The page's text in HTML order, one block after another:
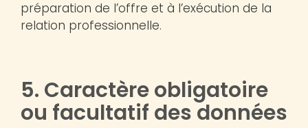
préparation de l’offre et à l’exécution de la
relation professionnelle.
5. Caractère obligatoire
ou facultatif des données